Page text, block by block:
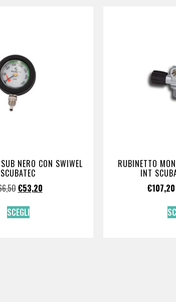
NERO CON SWIWEL
SCUBATEC
€53,20
SCEGLI
RUBINETTO
INT
€107,20